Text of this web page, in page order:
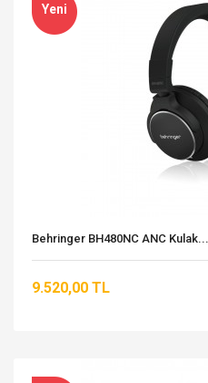
Yeni
Behringer BH480NC ANC Kulak...
9.520,00 TL